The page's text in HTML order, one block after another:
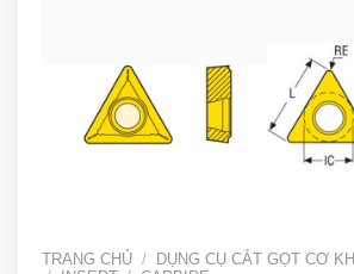
TRANG CHỦ / DỤNG CỤ CẮT GỌT CƠ KHÍ